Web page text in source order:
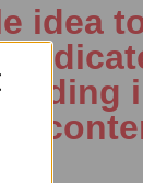
idea